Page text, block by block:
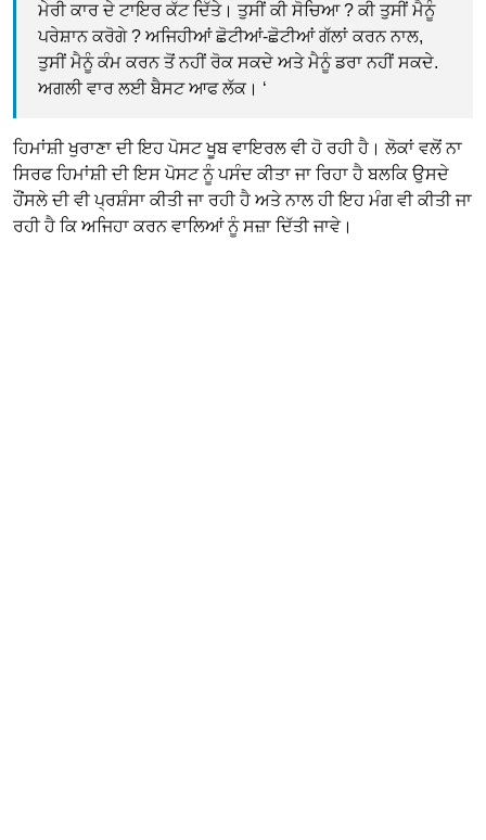
ਮੇਰੀ ਕਾਰ ਦੇ ਟਾਇਰ ਕੱਟ ਦਿੱਤੇ। ਤੁਸੀਂ ਕੀ ਸੋਚਿਆ ? ਕੀ ਤੁਸੀਂ ਮੈਨੂੰ
ਪਰੇਸ਼ਾਨ ਕਰੋਗੇ ? ਅਜਿਹੀਆਂ ਛੋਟੀਆਂ-ਛੋਟੀਆਂ ਗੱਲਾਂ ਕਰਨ ਨਾਲ,
ਤੁਸੀਂ ਮੈਨੂੰ ਕੰਮ ਕਰਨ ਤੋਂ ਨਹੀਂ ਰੋਕ ਸਕਦੇ ਅਤੇ ਮੈਨੂੰ ਡਰਾ ਨਹੀਂ ਸਕਦੇ.
ਅਗਲੀ ਵਾਰ ਲਈ ਬੈਸਟ ਆਫ ਲੱਕ। ‘
ਹਿਮਾਂਸ਼ੀ ਖੁਰਾਣਾ ਦੀ ਇਹ ਪੋਸਟ ਖੂਬ ਵਾਇਰਲ ਵੀ ਹੋ ਰਹੀ ਹੈ। ਲੋਕਾਂ ਵਲੋਂ ਨਾ
ਸਿਰਫ ਹਿਮਾਂਸ਼ੀ ਦੀ ਇਸ ਪੋਸਟ ਨੂੰ ਪਸੰਦ ਕੀਤਾ ਜਾ ਰਿਹਾ ਹੈ ਬਲਕਿ ਉਸਦੇ
ਹੌਂਸਲੇ ਦੀ ਵੀ ਪ੍ਰਸ਼ੰਸਾ ਕੀਤੀ ਜਾ ਰਹੀ ਹੈ ਅਤੇ ਨਾਲ ਹੀ ਇਹ ਮੰਗ ਵੀ ਕੀਤੀ ਜਾ
ਰਹੀ ਹੈ ਕਿ ਅਜਿਹਾ ਕਰਨ ਵਾਲਿਆਂ ਨੂੰ ਸਜ਼ਾ ਦਿੱਤੀ ਜਾਵੇ।